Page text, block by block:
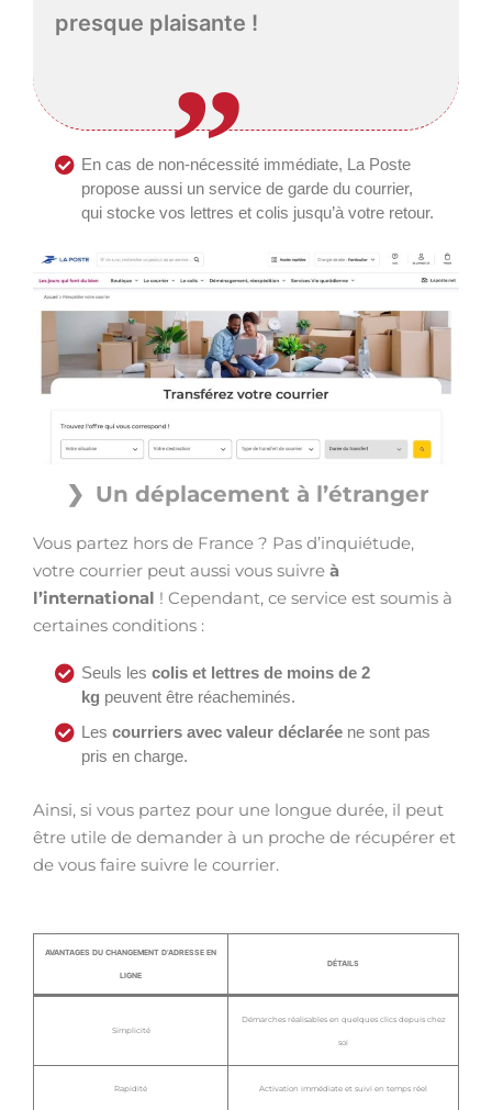
presque plaisante !
En cas de non-nécessité immédiate, La Poste
propose aussi un service de garde du courrier,
qui stocke vos lettres et colis jusqu’à votre retour.
Un déplacement à l’étranger
Vous partez hors de France ? Pas d’inquiétude,
votre courrier peut aussi vous suivre à
l’international ! Cependant, ce service est soumis à
certaines conditions :
Seuls les colis et lettres de moins de 2
kg peuvent être réacheminés.
Les courriers avec valeur déclarée ne sont pas
pris en charge.
Ainsi, si vous partez pour une longue durée, il peut
être utile de demander à un proche de récupérer et
de vous faire suivre le courrier.
AVANTAGES DU CHANGEMENT D’ADRESSE EN
LIGNE
DÉTAILS
Simplicité
Démarches réalisables en quelques clics depuis chez
soi
Rapidité Activation immédiate et suivi en temps réel